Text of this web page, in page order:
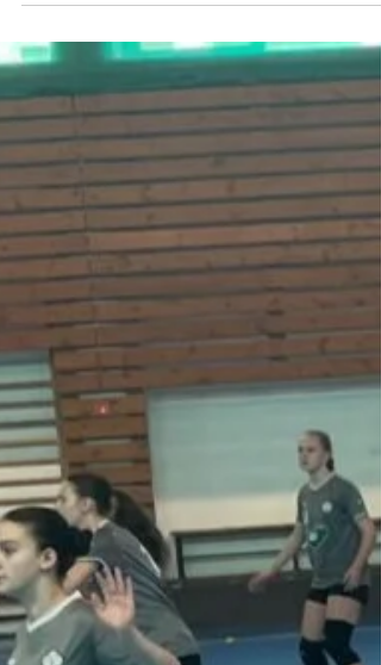
O víkendu 3.–4. května 2025 se v
uskutečnilo finále Zlaté ligy starších žaček v
házené, kterého se zúčastnily týmy z celé
republiky. Naše družstvo se představilo v
silné konkurenci a předvedlo výkony, na
které mohou být právem hrdé. 🏆 Výsledky
průběh turnaje 🟡 Sobota – náročný start
Úvodní den turnaje přinesl našim hráčkám
těžké zápasy proti silným soupeřům:
Olomouc – 11:27 Pardubice – 17:21 Astra
Praha – 15:21 Po těchto prohrách jsme se
přesunuli do Finále B,